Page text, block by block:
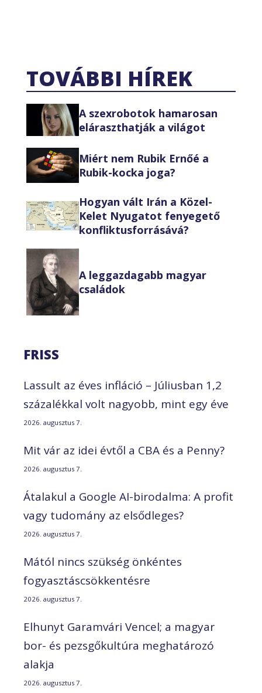
TOVÁBBI HÍREK
A szexrobotok hamarosan
eláraszthatják a világot
Miért nem Rubik Ernőé a
Rubik-kocka joga?
Hogyan vált Irán a Közel-
Kelet Nyugatot fenyegető
konfliktusforrásává?
A leggazdagabb magyar
családok
FRISS
Lassult az éves infláció – Júliusban 1,2
százalékkal volt nagyobb, mint egy éve
2026. augusztus 7.
Mit vár az idei évtől a CBA és a Penny?
2026. augusztus 7.
Átalakul a Google AI-birodalma: A profit
vagy tudomány az elsődleges?
2026. augusztus 7.
Mától nincs szükség önkéntes
fogyasztáscsökkentésre
2026. augusztus 7.
Elhunyt Garamvári Vencel; a magyar
bor- és pezsgőkultúra meghatározó
alakja
2026. augusztus 7.